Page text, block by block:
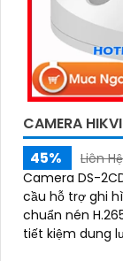
CAMERA
45%
Liên Hệ
Camera DS-
cầu hỗ trợ ghi
chuẩn nén
tiết kiệm dung